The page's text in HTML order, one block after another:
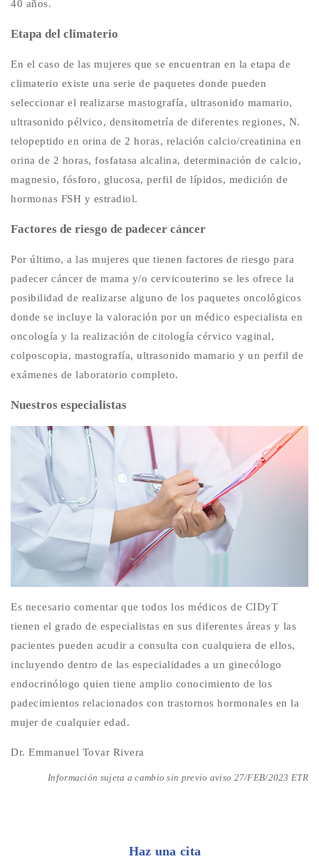
40 años.
Etapa del climaterio
En el caso de las mujeres que se encuentran en la etapa de
climaterio existe una serie de paquetes donde pueden
seleccionar el realizarse mastografía, ultrasonido mamario,
ultrasonido pélvico, densitometría de diferentes regiones, N.
telopeptido en orina de 2 horas, relación calcio/creatinina en
orina de 2 horas, fosfatasa alcalina, determinación de calcio,
magnesio, fósforo, glucosa, perfil de lípidos, medición de
hormonas FSH y estradiol.
Factores de riesgo de padecer cáncer
Por último, a las mujeres que tienen factores de riesgo para
padecer cáncer de mama y/o cervicouterino se les ofrece la
posibilidad de realizarse alguno de los paquetes oncológicos
donde se incluye la valoración por un médico especialista en
oncología y la realización de citología cérvico vaginal,
colposcopia, mastografía, ultrasonido mamario y un perfil de
exámenes de laboratorio completo.
Nuestros especialistas
Es necesario comentar que todos los médicos de CIDyT
tienen el grado de especialistas en sus diferentes áreas y las
pacientes pueden acudir a consulta con cualquiera de ellos,
incluyendo dentro de las especialidades a un ginecólogo
endocrinólogo quien tiene amplio conocimiento de los
padecimientos relacionados con trastornos hormonales en la
mujer de cualquier edad.
Dr. Emmanuel Tovar Rivera
Información sujeta a cambio sin previo aviso 27/FEB/2023 ETR
Haz una cita